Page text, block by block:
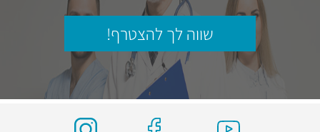
שווה לך להצטרף!